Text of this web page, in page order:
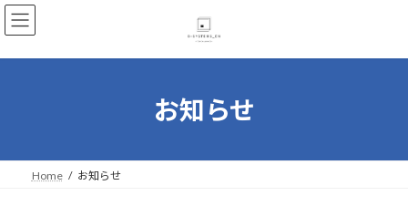
コ
ン
ン
ナ
ビ
ー
お知らせ
Home お知らせ